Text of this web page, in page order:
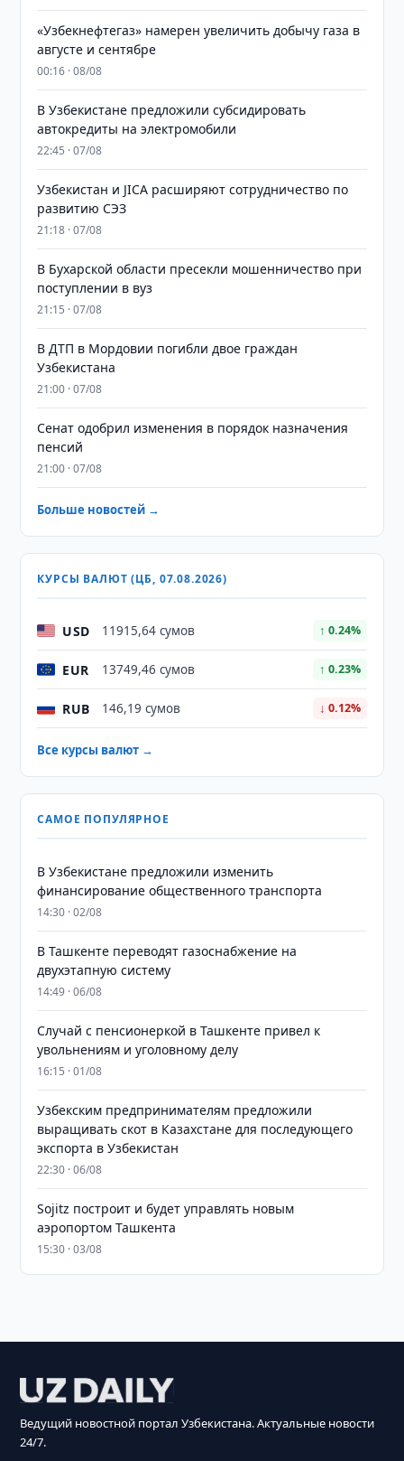
«Узбекнефтегаз» намерен увеличить добычу газа в
августе и сентябре
00:16 · 08/08
В Узбекистане предложили субсидировать
автокредиты на электромобили
22:45 · 07/08
Узбекистан и JICA расширяют сотрудничество по
развитию СЭЗ
21:18 · 07/08
В Бухарской области пресекли мошенничество при
поступлении в вуз
21:15 · 07/08
В ДТП в Мордовии погибли двое граждан
Узбекистана
21:00 · 07/08
Сенат одобрил изменения в порядок назначения
пенсий
21:00 · 07/08
Больше новостей →
КУРСЫ ВАЛЮТ (ЦБ, 07.08.2026)
USD 11915,64 сумов ↑ 0.24%
EUR 13749,46 сумов ↑ 0.23%
RUB 146,19 сумов ↓ 0.12%
Все курсы валют →
САМОЕ ПОПУЛЯРНОЕ
В Узбекистане предложили изменить
финансирование общественного транспорта
14:30 · 02/08
В Ташкенте переводят газоснабжение на
двухэтапную систему
14:49 · 06/08
Случай с пенсионеркой в Ташкенте привел к
увольнениям и уголовному делу
16:15 · 01/08
Узбекским предпринимателям предложили
выращивать скот в Казахстане для последующего
экспорта в Узбекистан
22:30 · 06/08
Sojitz построит и будет управлять новым
аэропортом Ташкента
15:30 · 03/08
Ведущий новостной портал Узбекистана. Актуальные новости
24/7.